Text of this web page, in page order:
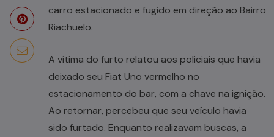
carro estacionado e fugido em direção ao Bairro
Riachuelo.
A vítima do furto relatou aos policiais que havia
deixado seu Fiat Uno vermelho no
estacionamento do bar, com a chave na ignição.
Ao retornar, percebeu que seu veículo havia
sido furtado. Enquanto realizavam buscas, a